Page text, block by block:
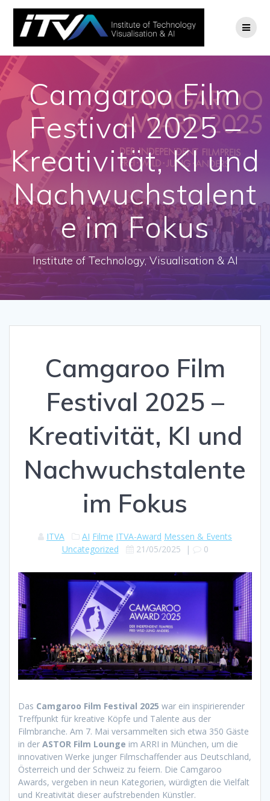
Zum
Inhalt
springen
Camgaroo Film
Festival 2025 –
Kreativität, KI und
Nachwuchstalent
e im Fokus
Institute of Technology, Visualisation & AI
Camgaroo Film
Festival 2025 –
Kreativität, KI und
Nachwuchstalente
im Fokus
ITVA AI Filme ITVA-Award Messen & Events
Uncategorized
21/05/2025 | 0
Das Camgaroo Film Festival 2025 war ein inspirierender
Treffpunkt für kreative Köpfe und Talente aus der
Filmbranche. Am 7. Mai versammelten sich etwa 350 Gäste
in der ASTOR Film Lounge im ARRI in München, um die
innovativen Werke junger Filmschaffender aus Deutschland,
Österreich und der Schweiz zu feiern. Die Camgaroo
Awards, vergeben in neun Kategorien, würdigten die Vielfalt
und Kreativität dieser aufstrebenden Künstler.